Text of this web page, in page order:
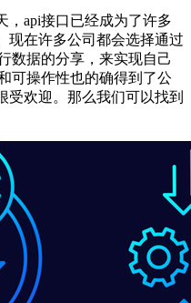
api接口已经成为了许多
现在许多公司都会选择通过
数据的分享，来实现自己
可操作性也的确得到了公
受欢迎。那么我们可以找到